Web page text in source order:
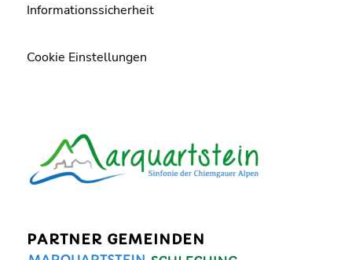
Informationssicherheit
Cookie Einstellungen
PARTNER GEMEINDEN